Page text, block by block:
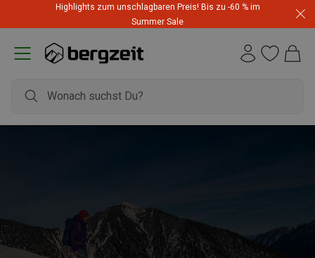
Highlights zum unschlagbaren Preis! Bis zu -60 % im
Summer Sale